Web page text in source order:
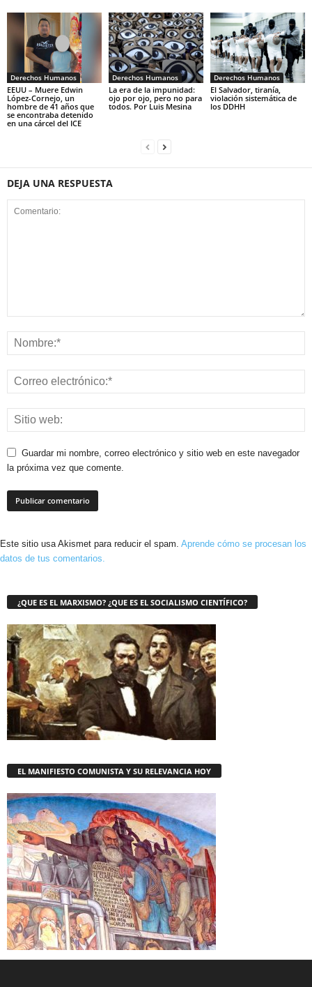
Derechos Humanos
EEUU – Muere Edwin
López-Cornejo, un
hombre de 41 años que
se encontraba detenido
en una cárcel del ICE
Derechos Humanos
La era de la impunidad:
ojo por ojo, pero no para
todos. Por Luis Mesina
Derechos Humanos
El Salvador, tiranía,
violación sistemática de
los DDHH
DEJA UNA RESPUESTA
Guardar mi nombre, correo electrónico y sitio web en este navegador
la próxima vez que comente.
Este sitio usa Akismet para reducir el spam. Aprende cómo se procesan los
datos de tus comentarios.
¿QUE ES EL MARXISMO? ¿QUE ES EL SOCIALISMO CIENTÍFICO?
EL MANIFIESTO COMUNISTA Y SU RELEVANCIA HOY